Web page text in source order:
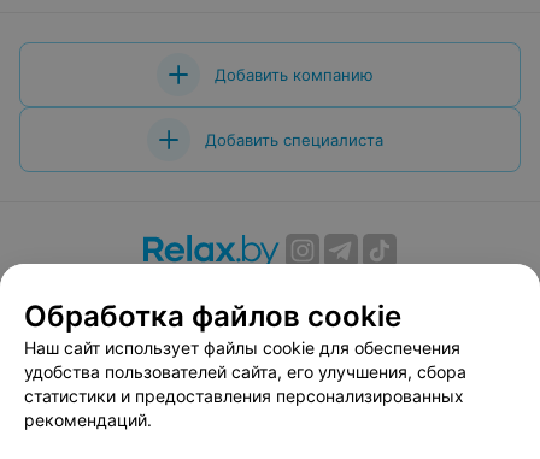
Добавить компанию
Добавить специалиста
Вакансии
Публичный договор
Способы оплаты
Публичный договор по использованию сервиса
«Афиша»
Пользовательское соглашение
Обработка файлов cookie
Наш сайт использует файлы cookie для обеспечения
удобства пользователей сайта, его улучшения, сбора
статистики и предоставления персонализированных
рекомендаций.